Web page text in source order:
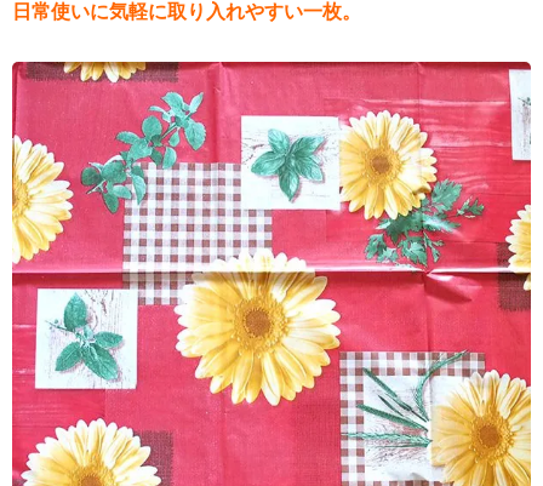
日常使いに気軽に取り入れやすい一枚。